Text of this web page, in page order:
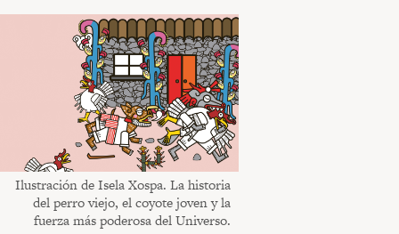
Ilustración de Isela Xospa. La historia
del perro viejo, el coyote joven y la
fuerza más poderosa del Universo.